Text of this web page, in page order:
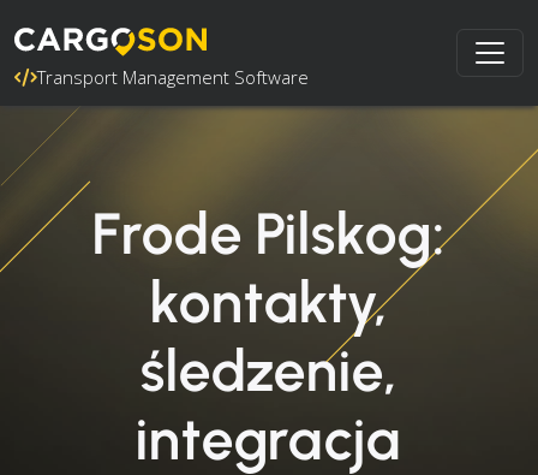
Transport Management Software
Frode Pilskog:
kontakty,
śledzenie,
integracja